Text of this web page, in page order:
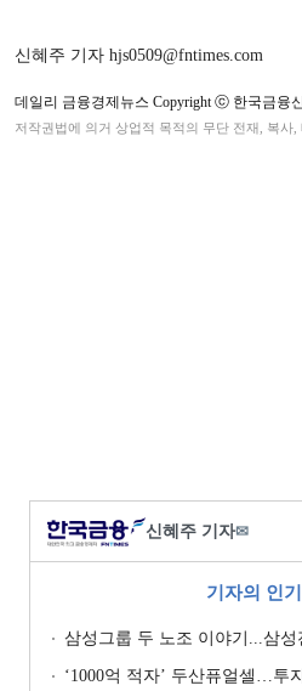
신혜주 기자 hjs0509@fntimes.com
데일리 금융경제뉴스 Copyright ⓒ 한국금융
저작권법에 의거 상업적 목적의 무단 전재, 복사,
신혜주 기자✉
기자의 인
삼성그룹 두 노조 이야기...삼성전자 "총파업"
‘1000억 적자’ 두산퓨얼셀…투자 수